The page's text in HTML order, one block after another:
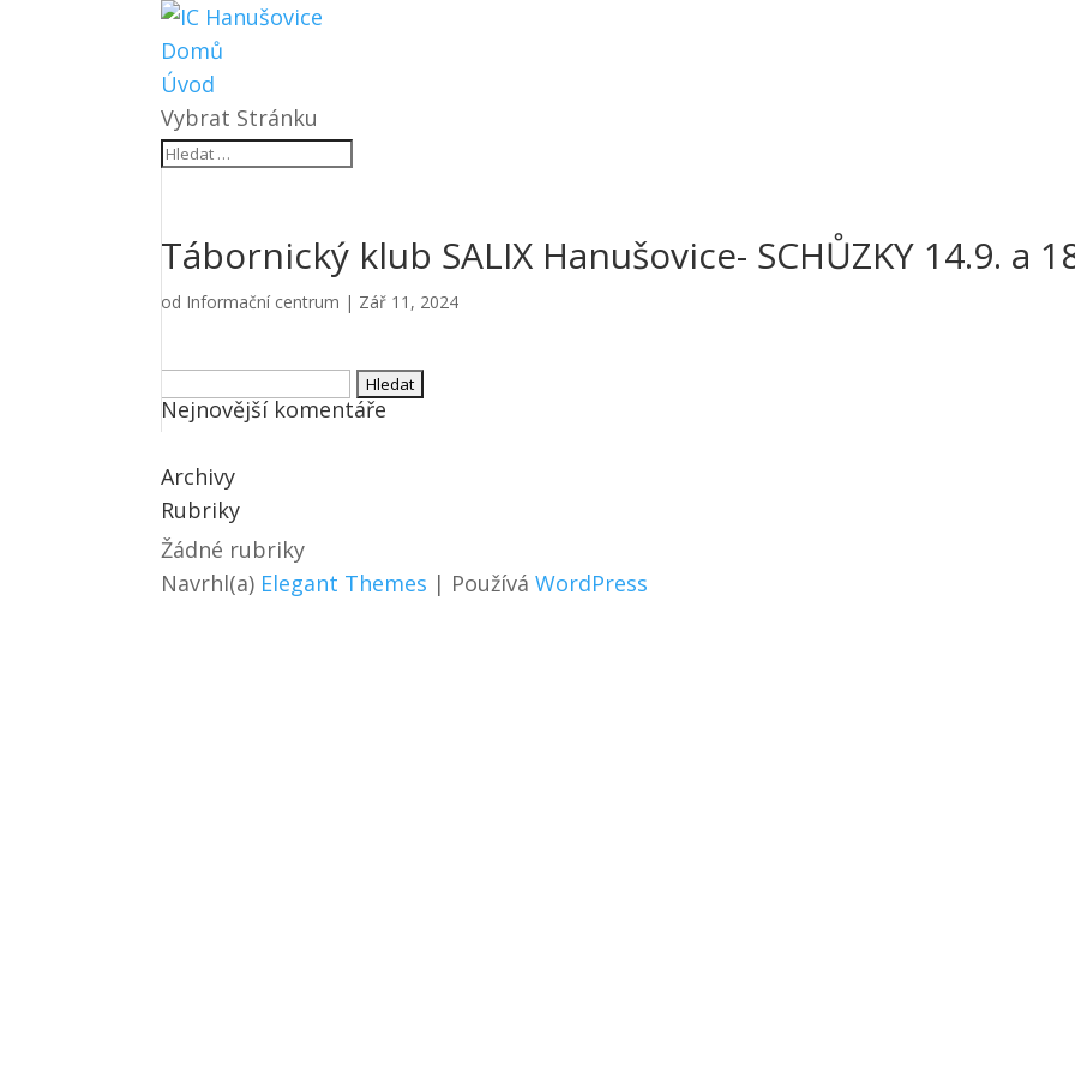
Domů
Úvod
Vybrat Stránku
Tábornický klub SALIX Hanušovice- SCHŮZKY 14.9. a
od Informační centrum | Zář 11, 2024
Vyhledávání
Nejnovější komentáře
Archivy
Rubriky
Žádné rubriky
Navrhl(a) Elegant Themes | PoužíváWordPress